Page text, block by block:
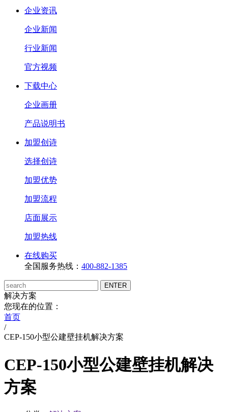
企业资讯
企业新闻
行业新闻
官方视频
下载中心
企业画册
产品说明书
加盟创诗
选择创诗
加盟优势
加盟流程
店面展示
加盟热线
在线购买
全国服务热线： 400-882-1385
解决方案
您现在的位置：
首页
/
CEP-150小型公建壁挂机解决方案
CEP-150小型公建壁挂机解决
方案